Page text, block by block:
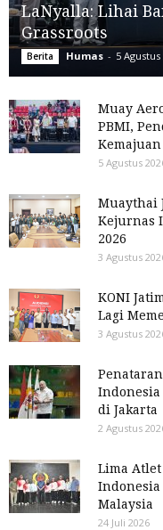
LaNyalla: Lihai
Grassroots
Berita Humas - 5 Agustus
Muay
PBMI,
5 Agustus
Muaythai
Kejurnas
2026
3 Agustus
KONI
Lagi
3 Agustus
Indonesia
di Jakarta
2 Agustus
Lima
Indonesia
Malaysia
24 Juli 2026